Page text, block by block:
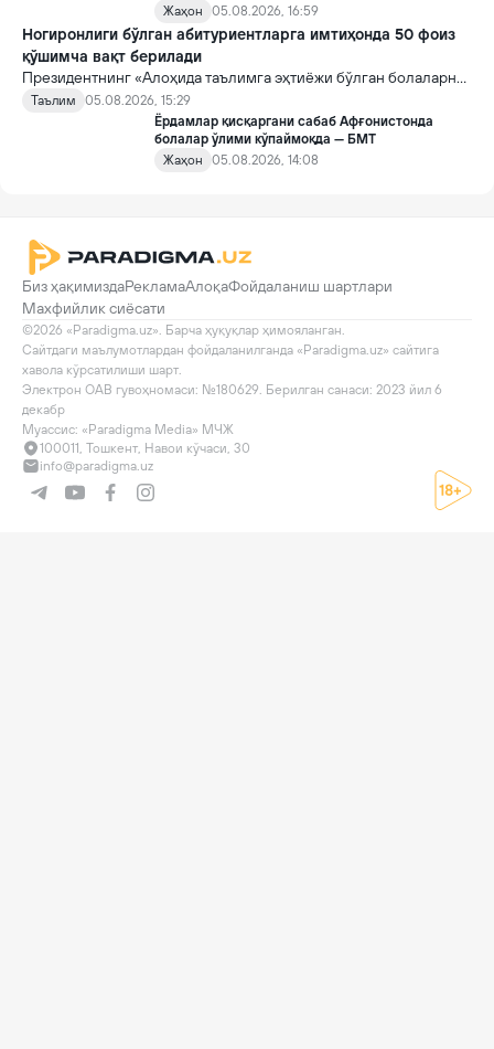
Жаҳон
05.08.2026, 16:59
Ногиронлиги бўлган абитуриентларга имтиҳонда 50 фоиз
қўшимча вақт берилади
Президентнинг «Алоҳида таълимга эҳтиёжи бўлган болаларни
таълим ва ижтимоий хизматлар билан қамраб олиш тизимини
такомиллаштириш бўйича қўшимча чора-тадбирлар
тўғрисида»ги қарори билан инклюзив таълим соҳасида қатор
янги механизмлар жорий этилади.
Таълим
05.08.2026, 15:29
Ёрдамлар қисқаргани сабаб Афғонистонда
болалар ўлими кўпаймоқда — БМТ
Жаҳон
05.08.2026, 14:08
Биз ҳақимиздаРекламаАлоқаФойдаланиш шартлари
Махфийлик сиёсати
©2026 «Paradigma.uz». Барча ҳуқуқлар ҳимояланган.
Сайтдаги маълумотлардан фойдаланилганда «Paradigma.uz» сайтига
хавола кўрсатилиши шарт.
Электрон ОАВ гувоҳномаси: №180629. Берилган санаси: 2023 йил 6
декабр
Муассис: «Paradigma Media» МЧЖ
100011, Тошкент, Навои кўчаси, 30
info@paradigma.uz